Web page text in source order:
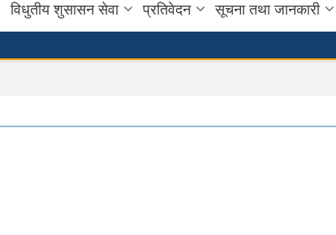
विधुतीय शुसासन सेवा प्रतिवेदन सूचना तथा जानकारी